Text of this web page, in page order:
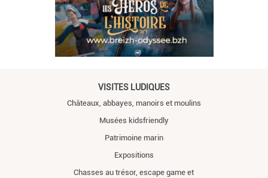
VISITES LUDIQUES
Châteaux, abbayes, manoirs et moulins
Musées kidsfriendly
Patrimoine marin
Expositions
Chasses au trésor, escape game et